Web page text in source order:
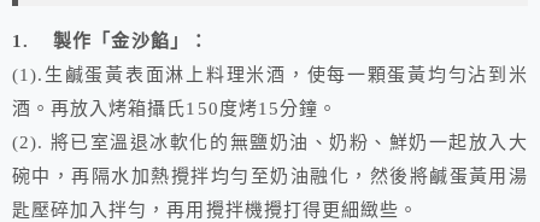
1. 製作「金沙餡」：
(1).生鹹蛋黃表面淋上料理米酒，使每一顆蛋黃均勻沾到米
酒。再放入烤箱攝氏150度烤15分鐘。
(2). 將已室溫退冰軟化的無鹽奶油、奶粉、鮮奶一起放入大
碗中，再隔水加熱攪拌均勻至奶油融化，然後將鹹蛋黃用湯
匙壓碎加入拌勻，再用攪拌機攪打得更細緻些。